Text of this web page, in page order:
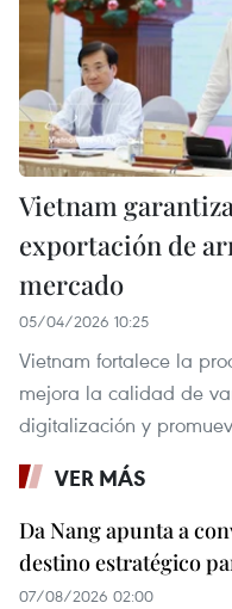
Vietnam
exportación de
mercado
05/04/2026 10:25
Vietnam fortalece la
mejora la calidad de
digitalización y
VER MÁS
Da Nang apunta a
destino estratégico
07/08/2026 02:00